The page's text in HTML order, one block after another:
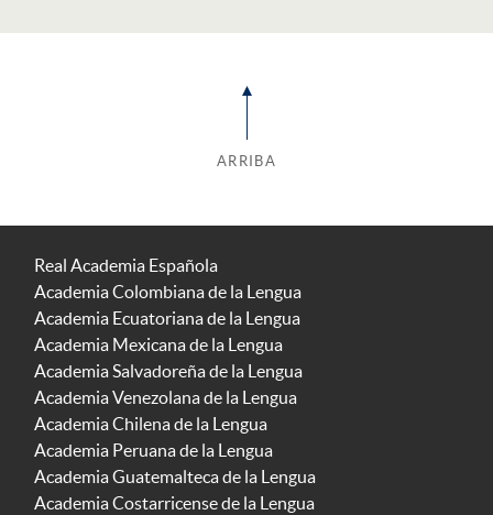
ARRIBA
Real Academia Española
Academia Colombiana de la Lengua
Academia Ecuatoriana de la Lengua
Academia Mexicana de la Lengua
Academia Salvadoreña de la Lengua
Academia Venezolana de la Lengua
Academia Chilena de la Lengua
Academia Peruana de la Lengua
Academia Guatemalteca de la Lengua
Academia Costarricense de la Lengua